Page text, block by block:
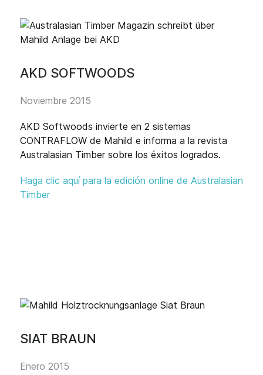
AKD SOFTWOODS
Noviembre 2015
AKD Softwoods invierte en 2 sistemas
CONTRAFLOW de Mahild e informa a la revista
Australasian Timber sobre los éxitos logrados.
Haga clic aquí para la edición online de Australasian
Timber
SIAT BRAUN
Enero 2015